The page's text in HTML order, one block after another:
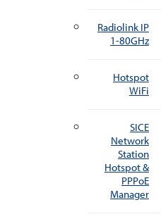
Radiolink IP
1-80GHz
Hotspot
WiFi
SICE
Network
Station
Hotspot &
PPPoE
Manager